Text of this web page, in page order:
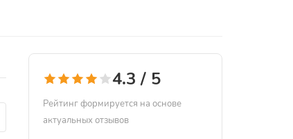
4.3 / 5
Рейтинг формируется на основе
актуальных отзывов